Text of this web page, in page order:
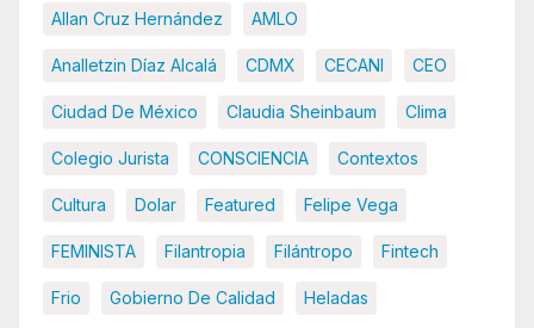
Allan Cruz Hernández AMLO
Analletzin Díaz Alcalá CDMX CECANI CEO
Ciudad De México Claudia Sheinbaum Clima
Colegio Jurista CONSCIENCIA Contextos
Cultura Dolar Featured Felipe Vega
FEMINISTA Filantropia Filántropo Fintech
Frio Gobierno De Calidad Heladas